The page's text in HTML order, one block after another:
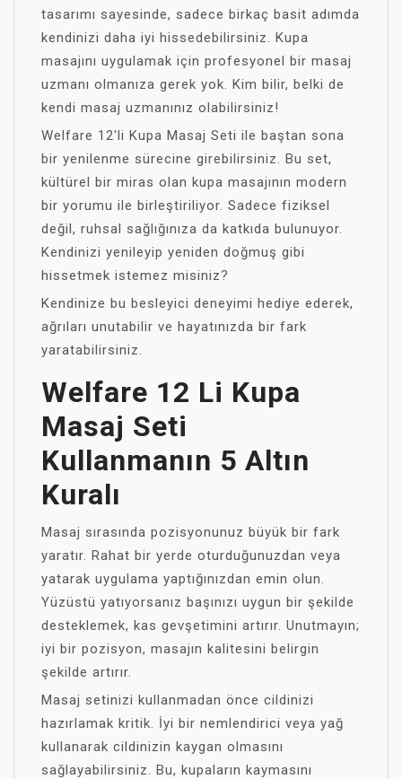
tasarımı sayesinde, sadece birkaç basit adımda
kendinizi daha iyi hissedebilirsiniz. Kupa
masajını uygulamak için profesyonel bir masaj
uzmanı olmanıza gerek yok. Kim bilir, belki de
kendi masaj uzmanınız olabilirsiniz!
Welfare 12'li Kupa Masaj Seti ile baştan sona
bir yenilenme sürecine girebilirsiniz. Bu set,
kültürel bir miras olan kupa masajının modern
bir yorumu ile birleştiriliyor. Sadece fiziksel
değil, ruhsal sağlığınıza da katkıda bulunuyor.
Kendinizi yenileyip yeniden doğmuş gibi
hissetmek istemez misiniz?
Kendinize bu besleyici deneyimi hediye ederek,
ağrıları unutabilir ve hayatınızda bir fark
yaratabilirsiniz.
Welfare 12 Li Kupa
Masaj Seti
Kullanmanın 5 Altın
Kuralı
Masaj sırasında pozisyonunuz büyük bir fark
yaratır. Rahat bir yerde oturduğunuzdan veya
yatarak uygulama yaptığınızdan emin olun.
Yüzüstü yatıyorsanız başınızı uygun bir şekilde
desteklemek, kas gevşetimini artırır. Unutmayın;
iyi bir pozisyon, masajın kalitesini belirgin
şekilde artırır.
Masaj setinizi kullanmadan önce cildinizi
hazırlamak kritik. İyi bir nemlendirici veya yağ
kullanarak cildinizin kaygan olmasını
sağlayabilirsiniz. Bu, kupaların kaymasını